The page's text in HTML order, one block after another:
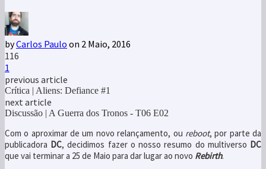
byCarlos Paulo on 2 Maio, 2016
116
1
previous article
Crítica | Aliens: Defiance #1
next article
Discussão | A Guerra dos Tronos - T06 E02
Com o aproximar de um novo relançamento, ou reboot, por parte da
publicadora DC, decidimos fazer o nosso resumo do multiverso DC
que vai terminar a 25 de Maio para dar lugar ao novo Rebirth.